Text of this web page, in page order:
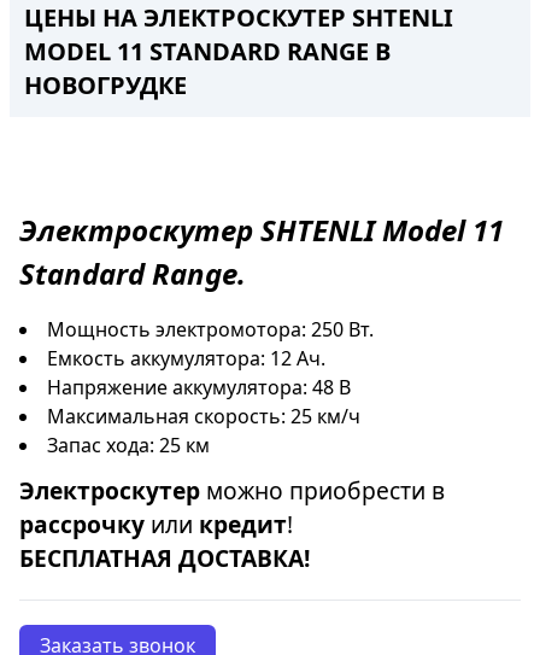
ЦЕНЫ НА ЭЛЕКТРОСКУТЕР SHTENLI
MODEL 11 STANDARD RANGE В
НОВОГРУДКЕ
ЭлектроскутерSHTENLIModel 11
Standard Range.
Мощность электромотора: 250 Вт.
Емкость аккумулятора: 12 Ач.
Напряжение аккумулятора: 48 В
Максимальная скорость: 25 км/ч
Запас хода: 25 км
Электроскутер можно приобрести в
рассрочку или кредит!
БЕСПЛАТНАЯ ДОСТАВКА!
Заказать звонок